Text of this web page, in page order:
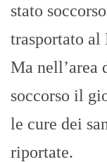
stato
trasportato
Ma nell’area
soccorso il
le cure dei
riportate.